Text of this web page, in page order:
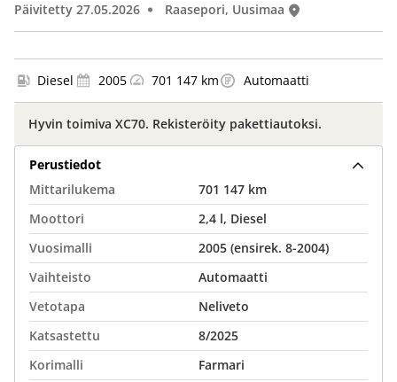
Päivitetty 27.05.2026 Raasepori, Uusimaa
Diesel 2005 701 147 km Automaatti
Hyvin toimiva XC70. Rekisteröity pakettiautoksi.
Perustiedot
Mittarilukema
701 147 km
Moottori
2,4 l, Diesel
Vuosimalli
2005 (ensirek. 8-2004)
Vaihteisto
Automaatti
Vetotapa
Neliveto
Katsastettu
8/2025
Korimalli
Farmari